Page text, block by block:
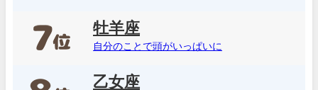
牡羊座
自分のことで頭がいっぱいに
乙女座